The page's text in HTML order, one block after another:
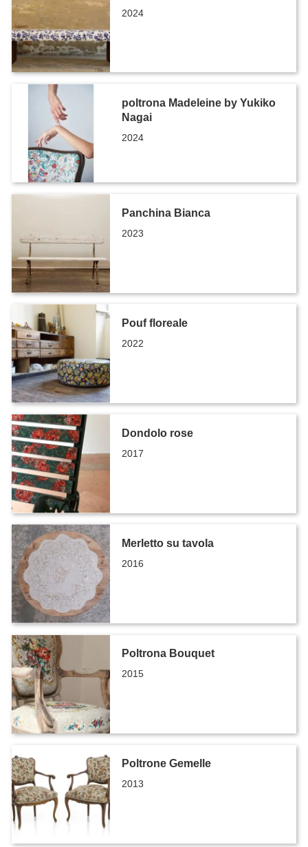
2024
poltrona Madeleine by Yukiko
Nagai
2024
Panchina Bianca
2023
Pouf floreale
2022
Dondolo rose
2017
Merletto su tavola
2016
Poltrona Bouquet
2015
Poltrone Gemelle
2013